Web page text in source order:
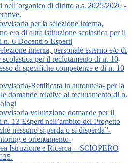
nell’organico di diritto a.s. 2025/2026 -
per la selezione interna,
e/o di altra istituzione scolastica per il
n. 6 Docenti o Esperti
interna, personale esterno e/o di
scolastica per il reclutamento di n. 10
di specifiche competenze e di n. 10
Rettificata in autotutela- per la
domande relative al reclutamento di n.
valutazione domande per il
n. 13 Esperti nell’ambito del Progetto
nessuno si perda o si disperda”-
e orientamento-
Istruzione e Ricerca_- SCIOPERO